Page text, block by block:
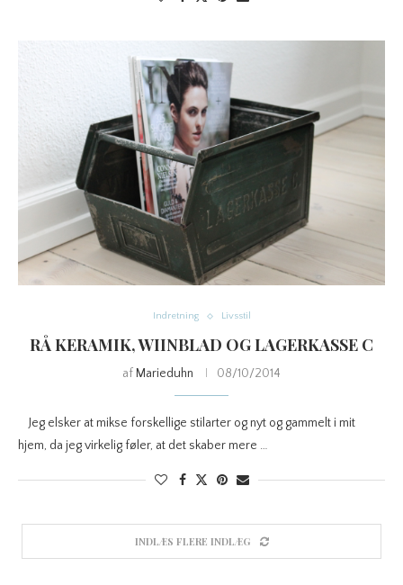
Indretning Livsstil
RÅ KERAMIK, WIINBLAD OG LAGERKASSE C
af Marieduhn 08/10/2014
Jeg elsker at mikse forskellige stilarter og nyt og gammelt i mit
hjem, da jeg virkelig føler, at det skaber mere …
INDLÆS FLERE INDLÆG